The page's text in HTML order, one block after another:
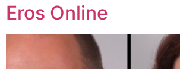
Eros Online